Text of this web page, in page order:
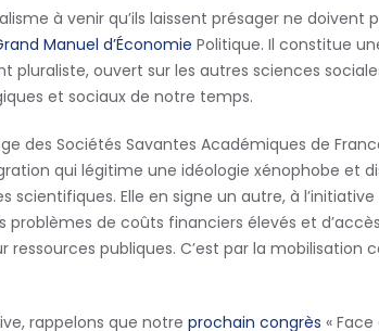
à venir qu’ils laissent présager ne doivent
Manuel d’Économie Politique. Il constitue
ouvert sur les autres sciences
et sociaux de notre temps.
des Sociétés Savantes Académiques de
qui légitime une idéologie xénophobe et
Elle en signe un autre, à l’initiative
problèmes de coûts financiers élevés et
publiques. C’est par la mobilisation
rappelons que notre prochain congrès «